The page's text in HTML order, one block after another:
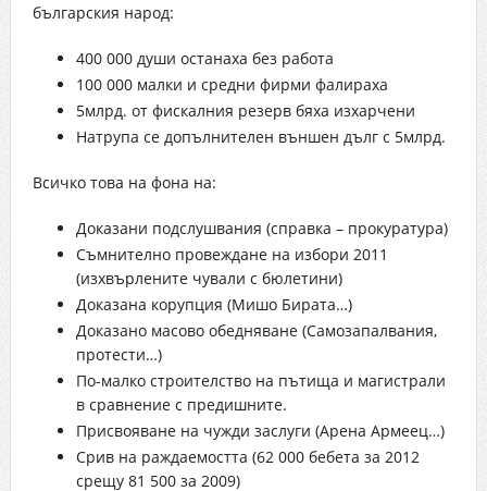
българския народ:
400 000 души останаха без работа
100 000 малки и средни фирми фалираха
5млрд. от фискалния резерв бяха изхарчени
Натрупа се допълнителен външен дълг с 5млрд.
Всичко това на фона на:
Доказани подслушвания (справка – прокуратура)
Съмнително провеждане на избори 2011
(изхвърлените чували с бюлетини)
Доказана корупция (Мишо Бирата…)
Доказано масово обедняване (Самозапалвания,
протести…)
По-малко строителство на пътища и магистрали
в сравнение с предишните.
Присвояване на чужди заслуги (Арена Армеец…)
Срив на раждаемостта (62 000 бебета за 2012
срещу 81 500 за 2009)